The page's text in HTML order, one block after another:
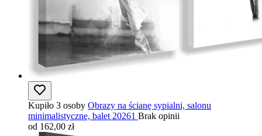
Kupiło 3 osoby Obrazy na ścianę sypialni, salonu
minimalistyczne, balet 20261 Brak opinii
od 162,00 zł